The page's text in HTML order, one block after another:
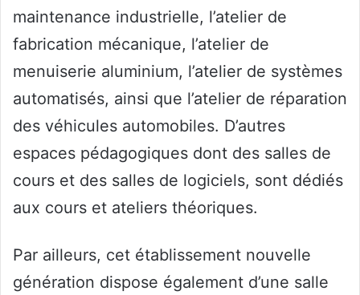
maintenance industrielle, l’atelier de
fabrication mécanique, l’atelier de
menuiserie aluminium, l’atelier de systèmes
automatisés, ainsi que l’atelier de réparation
des véhicules automobiles. D’autres
espaces pédagogiques dont des salles de
cours et des salles de logiciels, sont dédiés
aux cours et ateliers théoriques.
Par ailleurs, cet établissement nouvelle
génération dispose également d’une salle